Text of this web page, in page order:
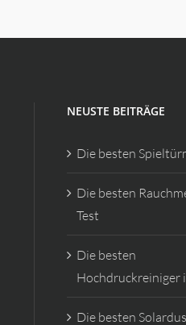
NEUSTE BEITRÄGE
Die besten
Die besten
Test
Die besten
Hochdruckreiniger
Die besten